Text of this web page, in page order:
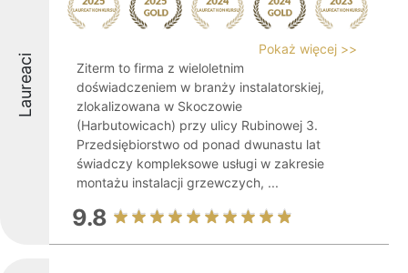
Laureaci
Pokaż więcej >>
Ziterm to firma z wieloletnim
doświadczeniem w branży instalatorskiej,
zlokalizowana w Skoczowie
(Harbutowicach) przy ulicy Rubinowej 3.
Przedsiębiorstwo od ponad dwunastu lat
świadczy kompleksowe usługi w zakresie
montażu instalacji grzewczych, ...
9.8